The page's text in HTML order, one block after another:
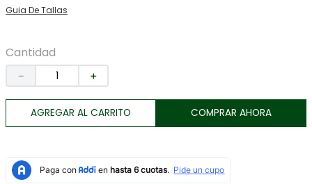
Guia De Tallas
Cantidad
＋
－
AGREGAR AL CARRITO COMPRAR AHORA
10. tarjetero